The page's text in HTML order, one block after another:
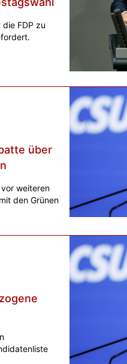
FDP zu
über
weiteren
den Grünen